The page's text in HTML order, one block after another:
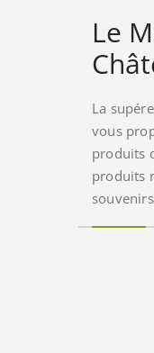
Le
La
vous
produits
produits